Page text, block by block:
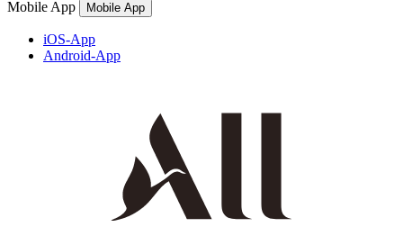
Mobile App Mobile App
iOS-App
Android-App